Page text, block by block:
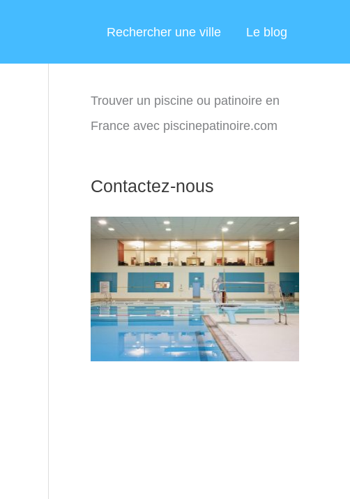
Rechercher une ville Le blog
Trouver un piscine ou patinoire en
France avec piscinepatinoire.com
Contactez-nous